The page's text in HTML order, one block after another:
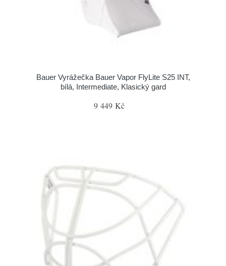
Bauer Vyrážečka Bauer Vapor FlyLite S25 INT,
bílá, Intermediate, Klasický gard
9 449 Kč